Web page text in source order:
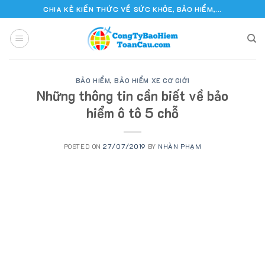
to
content
CHIA KẺ KIẾN THỨC VỀ SỨC KHỎE, BẢO HIỂM,...
BẢO HIỂM,BẢO HIỂM XE CƠ GIỚI
Những thông tin cần biết về bảo
hiểm ô tô 5 chỗ
POSTED ON27/07/2019 BY NHÀN PHẠM